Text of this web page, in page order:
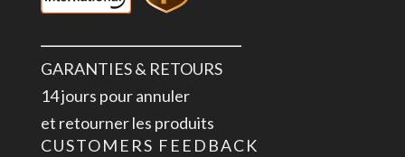
GARANTIES & RETOURS
14 jours pour annuler
et retourner les produits
CUSTOMERS FEEDBACK